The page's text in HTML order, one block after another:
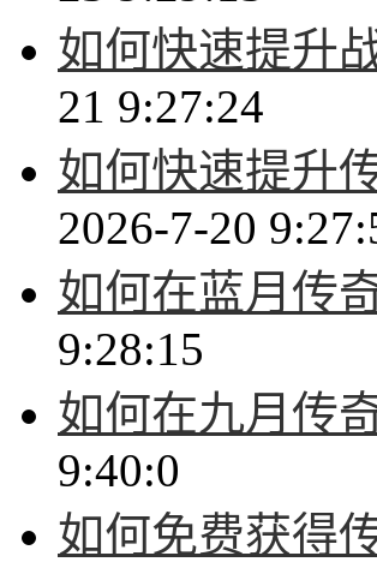
如何快速提升
21 9:27:24
如何快速提升
2026-7-20
如何在蓝月传
9:28:15
如何在九月传
9:40:0
如何免费获得